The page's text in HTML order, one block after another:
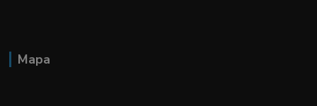
Mapa